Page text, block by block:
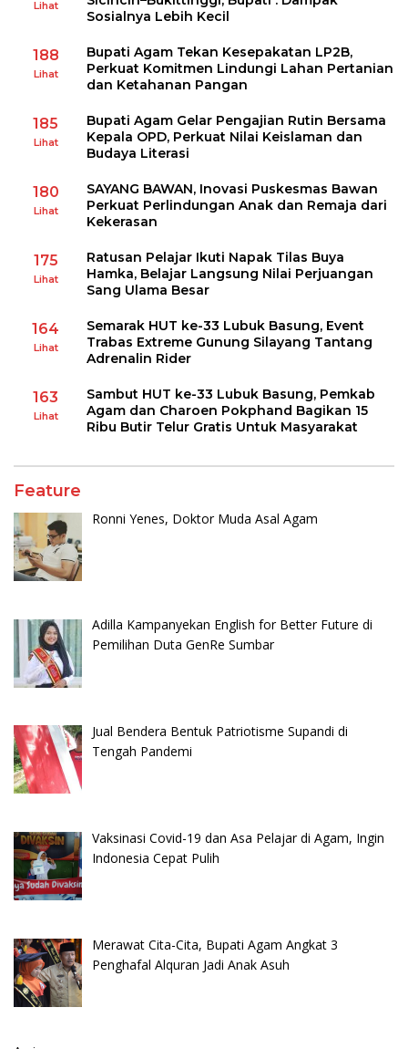
Lihat
Sosialnya Lebih Kecil
188
Lihat
Bupati Agam Tekan Kesepakatan LP2B,
Perkuat Komitmen Lindungi Lahan Pertanian
dan Ketahanan Pangan
185
Lihat
Bupati Agam Gelar Pengajian Rutin Bersama
Kepala OPD, Perkuat Nilai Keislaman dan
Budaya Literasi
180
Lihat
SAYANG BAWAN, Inovasi Puskesmas Bawan
Perkuat Perlindungan Anak dan Remaja dari
Kekerasan
175
Lihat
Ratusan Pelajar Ikuti Napak Tilas Buya
Hamka, Belajar Langsung Nilai Perjuangan
Sang Ulama Besar
164
Lihat
Semarak HUT ke-33 Lubuk Basung, Event
Trabas Extreme Gunung Silayang Tantang
Adrenalin Rider
163
Lihat
Sambut HUT ke-33 Lubuk Basung, Pemkab
Agam dan Charoen Pokphand Bagikan 15
Ribu Butir Telur Gratis Untuk Masyarakat
Feature
Ronni Yenes, Doktor Muda Asal Agam
Adilla Kampanyekan English for Better Future di
Pemilihan Duta GenRe Sumbar
Jual Bendera Bentuk Patriotisme Supandi di
Tengah Pandemi
Vaksinasi Covid-19 dan Asa Pelajar di Agam, Ingin
Indonesia Cepat Pulih
Merawat Cita-Cita, Bupati Agam Angkat 3
Penghafal Alquran Jadi Anak Asuh